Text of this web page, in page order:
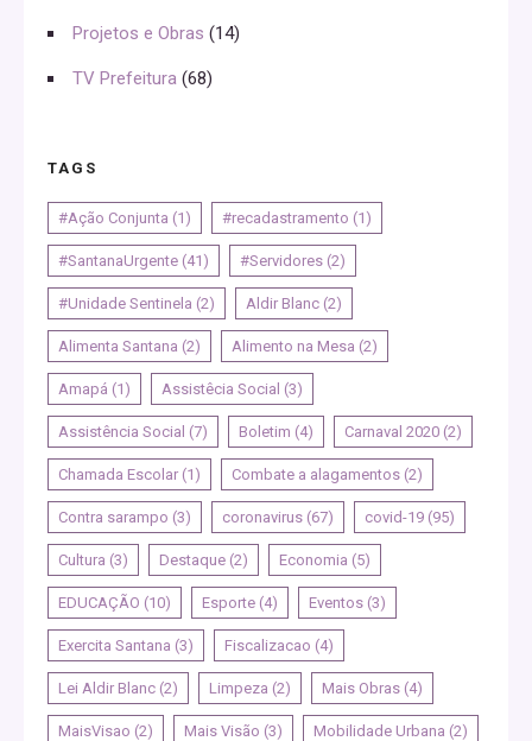
Projetos e Obras (14)
TV Prefeitura (68)
TAGS
#Ação Conjunta (1) #recadastramento (1)
#SantanaUrgente (41) #Servidores (2)
#Unidade Sentinela (2) Aldir Blanc (2)
Alimenta Santana (2) Alimento na Mesa (2)
Amapá (1) Assistêcia Social (3)
Assistência Social (7) Boletim (4) Carnaval 2020 (2)
Chamada Escolar (1) Combate a alagamentos (2)
Contra sarampo (3) coronavirus (67) covid-19 (95)
Cultura (3) Destaque (2) Economia (5)
EDUCAÇÃO (10) Esporte (4) Eventos (3)
Exercita Santana (3) Fiscalizacao (4)
Lei Aldir Blanc (2) Limpeza (2) Mais Obras (4)
MaisVisao (2) Mais Visão (3) Mobilidade Urbana (2)